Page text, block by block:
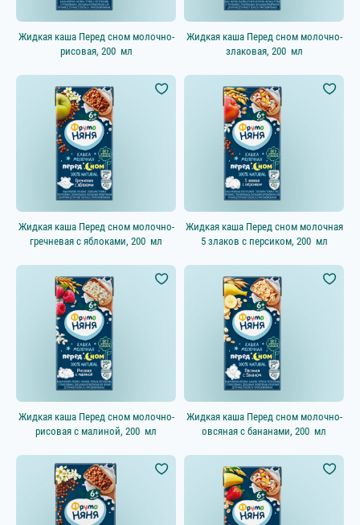
Соки и напитки Выбрать всё
Мясные и мясорастительные
Выбрать всё
Каши
Молочные десерты и пудинги Выбрать всё
Начинаем прикорм
Смузи
Супы
Молочные продукты
Кисломолочные продукты Выбрать всё
Полезный перекус Выбрать всё
Вода
Особенность продукта
Новинка
Гипоаллергенный
Перед сном
Учимся жевать
Жидкая каша Перед сном молочно-
рисовая, 200 мл
Жидкая каша Перед сном молочно-
злаковая, 200 мл
Жидкая каша Перед сном молочно-
гречневая с яблоками, 200 мл
Жидкая каша Перед сном молочная
5 злаков с персиком, 200 мл
Жидкая каша Перед сном молочно-
рисовая с малиной, 200 мл
Жидкая каша Перед сном молочно-
овсяная с бананами, 200 мл